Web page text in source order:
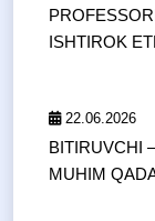
ISHTIROK
22.06.2026
BITIRUVCHI
MUHIM